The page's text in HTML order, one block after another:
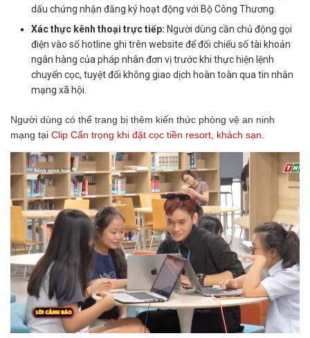
dấu chứng nhận đăng ký hoạt động với Bộ Công Thương.
Xác thực kênh thoại trực tiếp: Người dùng cần chủ động gọi
điện vào số hotline ghi trên website để đối chiếu số tài khoản
ngân hàng của pháp nhân đơn vị trước khi thực hiện lệnh
chuyển cọc, tuyệt đối không giao dịch hoàn toàn qua tin nhắn
mạng xã hội.
Người dùng có thể trang bị thêm kiến thức phòng vệ an ninh
mạng tại Clip Cẩn trọng khi đặt cọc tiền resort, khách sạn